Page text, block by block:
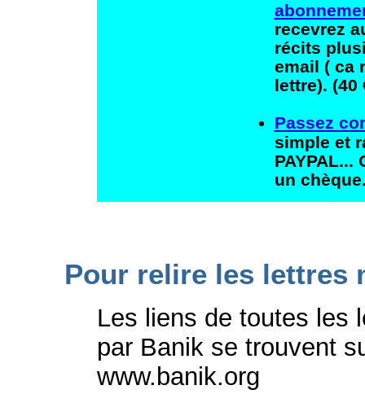
recevrez
récits
email ( ca
lettre). (40
Passez
simple et
un
Pour relire les lettres
Les liens de toutes les
par Banik se trouvent
www.banik.org